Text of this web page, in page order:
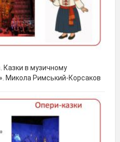
Казки в музичному
Микола Римський-Корсаков